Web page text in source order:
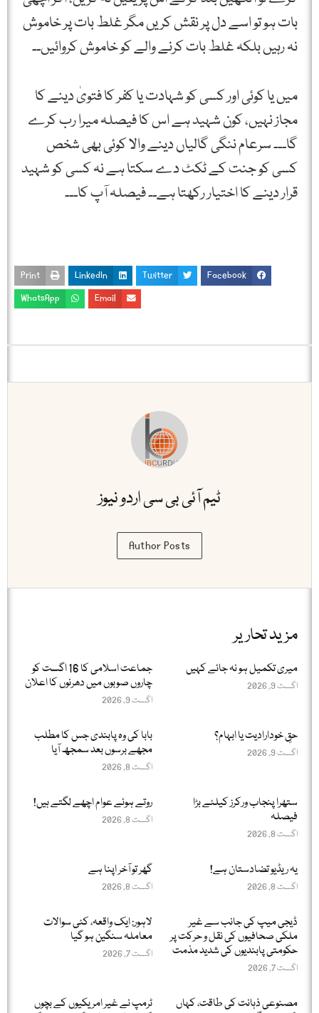
بات ہو تو اسے دل پر نقش کریں مگر غلط بات پر خاموش
نہ رہیں بلکہ غلط بات کرنے والے کو خاموش کروائیں۔۔
میں یا کوئی اور کسی کو شہادت یا کفر کا فتویٰ دینے کا
مجاز نہیں، کون شہید ہے اس کا فیصلہ میرا رب کرے
گا۔۔۔ سرعام ننگی گالیاں دینے والا کوئی بھی شخص
کسی کو جنت کے ٹکٹ دے سکتا ہے نہ کسی کو شہید
قرار دینے کا اختیار رکھتا ہے۔۔ فیصلہ آپ کا۔۔۔
Facebook
Twitter
LinkedIn
Print
Email
WhatsApp
ٹیم آئی بی سی اردو نیوز
Author Posts
مزید تحاریر
میری تکمیل ہو نہ جائے کہیں
اگست 9, 2026
جماعت اسلامی کا 16 اگست کو
چاروں صوبوں میں دھرنوں کا اعلان
اگست 9, 2026
حقِ خودارادیت یا ابہام؟
اگست 9, 2026
بابا کی وہ پابندی جس کا مطلب
مجھے برسوں بعد سمجھ آیا
اگست 8, 2026
ستھرا پنجاب ورکرز کیلئے بڑا
فیصلہ
اگست 8, 2026
روتے ہوئے عوام اچھے لگتے ہیں!
اگست 8, 2026
یہ ریڈیو تضادستان ہے!
اگست 8, 2026
گھر تو آخر اپنا ہے
اگست 8, 2026
ڈیجی میپ کی جانب سے غیر
ملکی صحافیوں کی نقل و حرکت پر
حکومتی پابندیوں کی شدید مذمت
اگست 7, 2026
لاہور: ایک واقعہ، کئی سوالات
معاملہ سنگین ہو گیا
اگست 7, 2026
مصنوعی ذہانت کی طاقت، کہاں
ٹرمپ نے غیر امریکیوں کے بچوں